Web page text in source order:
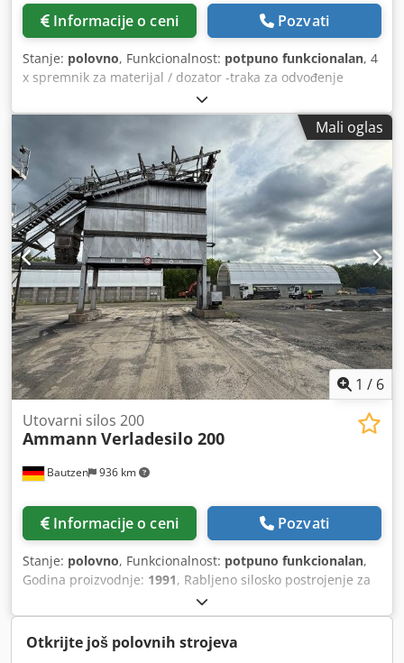
Informacije o ceni Pozvati
Stanje: polovno, Funkcionalnost: potpuno funkcionalan, 4
x spremnik za materijal / dozator -traka za odvođenje
Djdpfx Acjzq S Huelokr -transportna traka / prenosna traka
-električni sistem, ukoliko postoji
Mali oglas
1 / 6
Bautzen 936 km
Utovarni silos 200
Ammann Verladesilo 200
Informacije o ceni Pozvati
Stanje: polovno, Funkcionalnost: potpuno funkcionalan,
Godina proizvodnje: 1991, Rabljeno silosko postrojenje za
utovar Proizvođač: Ulrich Ukupni kapacitet: 200 t -Pokretna
platforma za utovar -Vitlo za podizanje Djdpfx Aezq S
Ewoclekr -Električni sistem
Otkrijte još polovnih strojeva